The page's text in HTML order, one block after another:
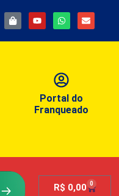
Portal do
Franqueado
R$ 0,00 0